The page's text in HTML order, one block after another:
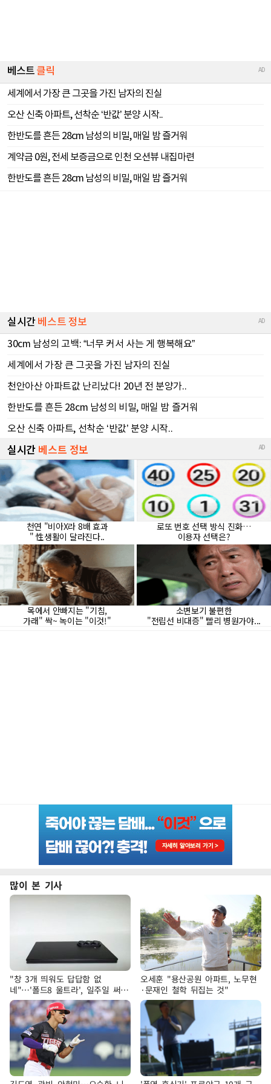
많이 본 기사
"창 3개 띄워도 답답함 없
네"…'폴드8 울트라', 일주일 써보
니
오세훈 "용산공원 아파트, 노무현
·문재인 철학 뒤집는 것"